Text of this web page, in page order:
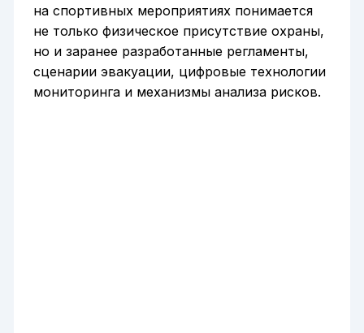
на спортивных мероприятиях понимается
не только физическое присутствие охраны,
но и заранее разработанные регламенты,
сценарии эвакуации, цифровые технологии
мониторинга и механизмы анализа рисков.